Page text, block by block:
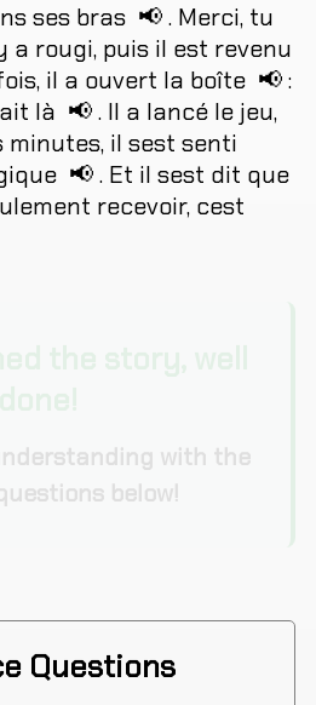
ses bras 📢. Merci, tu
a rougi, puis il est revenu
, il a ouvert la boîte 📢:
là 📢. Il a lancé le jeu,
minutes, il sest senti
📢. Et il sest dit que
recevoir, cest
with the
below!
Questions